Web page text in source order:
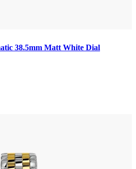
38.5mm Matt White Dial